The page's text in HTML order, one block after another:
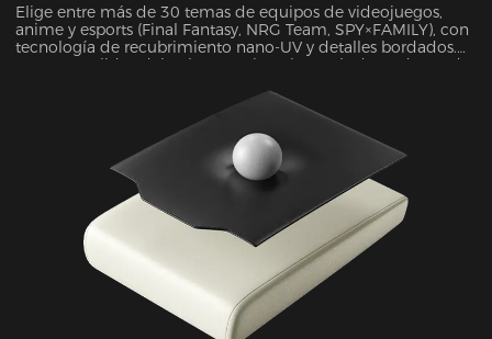
Elige entre más de 30 temas de equipos de videojuegos,
anime y esports (Final Fantasy, NRG Team, SPY×FAMILY), con
tecnología de recubrimiento nano-UV y detalles bordados.
Con una solidez del color superior a los estándares de Grado